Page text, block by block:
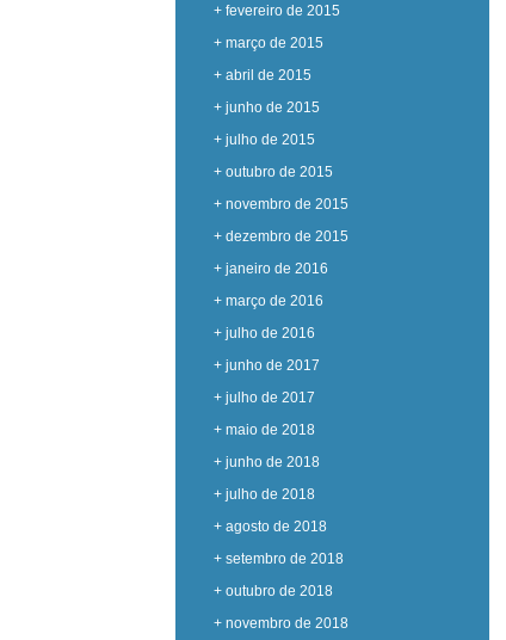
+ fevereiro de 2015
+ março de 2015
+ abril de 2015
+ junho de 2015
+ julho de 2015
+ outubro de 2015
+ novembro de 2015
+ dezembro de 2015
+ janeiro de 2016
+ março de 2016
+ julho de 2016
+ junho de 2017
+ julho de 2017
+ maio de 2018
+ junho de 2018
+ julho de 2018
+ agosto de 2018
+ setembro de 2018
+ outubro de 2018
+ novembro de 2018